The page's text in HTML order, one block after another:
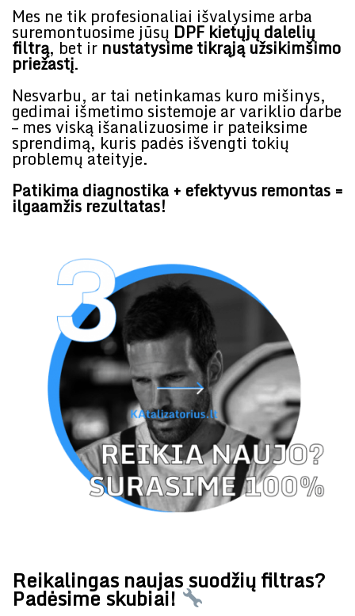
Mes ne tik profesionaliai išvalysime arba
suremontuosime jūsų DPF kietųjų dalelių
filtrą, bet ir nustatysime tikrąją užsikimšimo
priežastį.
Nesvarbu, ar tai netinkamas kuro mišinys,
gedimai išmetimo sistemoje ar variklio darbe
– mes viską išanalizuosime ir pateiksime
sprendimą, kuris padės išvengti tokių
problemų ateityje.
Patikima diagnostika + efektyvus remontas =
ilgaamžis rezultatas!
Reikalingas naujas suodžių filtras?
Padėsime skubiai!